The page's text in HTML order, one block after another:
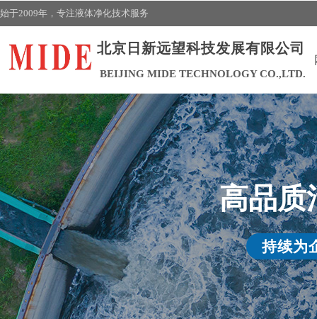
始于2009年， 专注液体净化技术服务
BEIJING MIDE TECHNOLOGY CO.,LTD.
北京日新远望科技发展有限公司
高品质
持续为